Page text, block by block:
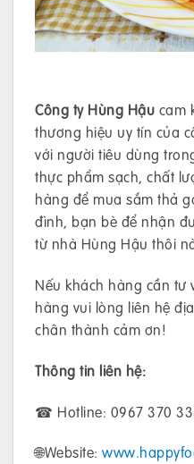
Công ty Hùng Hậu cam
thương hiệu uy tín của
với người tiêu dùng
thực phẩm sạch, chất
hàng để mua sắm thả
đình, bạn bè để nhận
từ nhà Hùng Hậu thôi
Nếu khách hàng cần tư
hàng vui lòng liên hệ
chân thành cảm ơn!
Thông tin liên hệ:
☎ Hotline: 0967 370
🌐Website: